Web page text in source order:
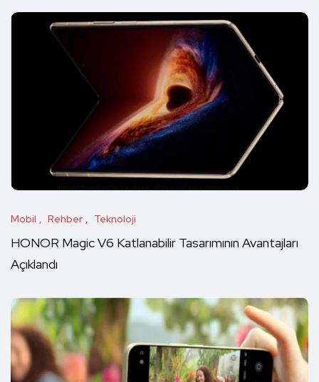
Mobil Rehber Teknoloji
HONOR Magic V6 Katlanabilir Tasarımının Avantajları
Açıklandı